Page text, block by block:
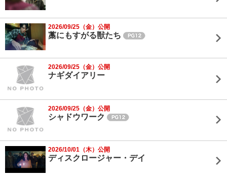
2026/09/25（金）公開
藁にもすがる獣たち
2026/09/25（金）公開
ナギダイアリー
2026/09/25（金）公開
シャドウワーク
2026/10/01（木）公開
ディスクロージャー・デイ